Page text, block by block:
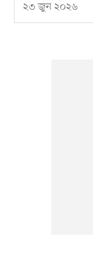
২৩ জুন ২০২৬